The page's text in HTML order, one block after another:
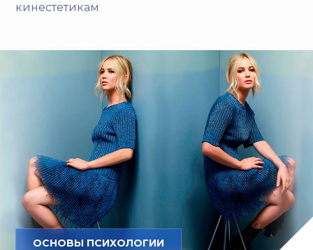
кинестетикам
ОСНОВЫ ПСИХОЛОГИИ